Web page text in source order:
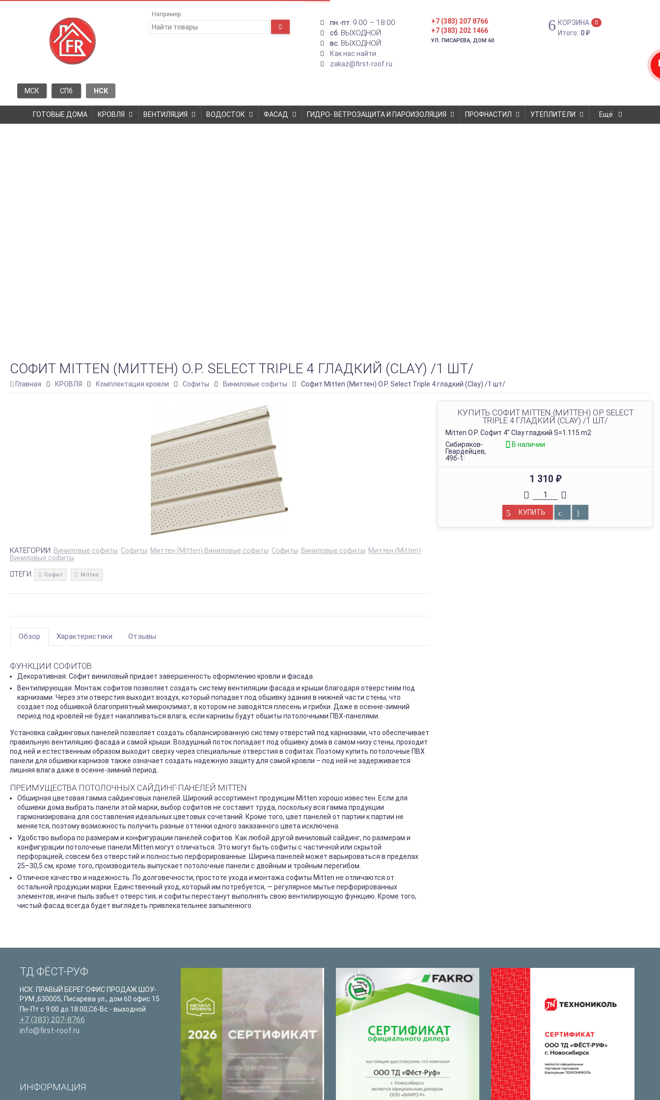
МСК СПб НСК
Например:
пн.-пт. 9:00 – 18:00
сб. ВЫХОДНОЙ
вс. ВЫХОДНОЙ
Как нас найти
zakaz@first-roof.ru
+7 (383) 207 8766
+7 (383) 202 1466
УЛ. ПИСАРЕВА, ДОМ 60
КОРЗИНА 0
Итого: 0₽
ГОТОВЫЕ ДОМА КРОВЛЯ ВЕНТИЛЯЦИЯ ВОДОСТОК ФАСАД ГИДРО- ВЕТРОЗАЩИТА И ПАРОИЗОЛЯЦИЯ ПРОФНАСТИЛ УТЕПЛИТЕЛИ Ещё
СОФИТ MITTEN (МИТТЕН) O.P. SELECT TRIPLE 4 ГЛАДКИЙ (CLAY) /1 ШТ/
Главная КРОВЛЯ Комплектация кровли Софиты Виниловые софиты Софит Mitten (Миттен) O.P. Select Triple 4 гладкий (Clay) /1 шт/
КУПИТЬ СОФИТ MITTEN (МИТТЕН) O.P. SELECT
TRIPLE 4 ГЛАДКИЙ (CLAY) /1 ШТ/
Mitten O.P. Софит 4" Clay гладкий S=1.115 m2
Сибиряков-
Гвардейцев,
49б-1:
В наличии
1 310 ₽
КУПИТЬ
КАТЕГОРИИ: Виниловые софиты Софиты Миттен (Mitten) Виниловые софиты Софиты Виниловые софиты Миттен (Mitten)
Виниловые софиты
ТЕГИ: Софит Mitten
Обзор Характеристики Отзывы
ФУНКЦИИ СОФИТОВ
Декоративная. Софит виниловый придает завершенность оформлению кровли и фасада.
Вентилирующая. Монтаж софитов позволяет создать систему вентиляции фасада и крыши благодаря отверстиям под
карнизами. Через эти отверстия выходит воздух, который попадает под обшивку здания в нижней части стены, что
создает под обшивкой благоприятный микроклимат, в котором не заводятся плесень и грибки. Даже в осенне-зимний
период под кровлей не будет накапливаться влага, если карнизы будут обшиты потолочными ПВХ-панелями.
Установка сайдинговых панелей позволяет создать сбалансированную систему отверстий под карнизами, что обеспечивает
правильную вентиляцию фасада и самой крыши. Воздушный поток попадает под обшивку дома в самом низу стены, проходит
под ней и естественным образом выходит сверху через специальные отверстия в софитах. Поэтому купить потолочные ПВХ
панели для обшивки карнизов также означает создать надежную защиту для самой кровли – под ней не задерживается
лишняя влага даже в осенне-зимний период.
ПРЕИМУЩЕСТВА ПОТОЛОЧНЫХ САЙДИНГ-ПАНЕЛЕЙ MITTEN
Обширная цветовая гамма сайдинговых панелей. Широкий ассортимент продукции Mitten хорошо известен. Если для
обшивки дома выбрать панели этой марки, выбор софитов не составит труда, поскольку вся гамма продукции
гармонизирована для составления идеальных цветовых сочетаний. Кроме того, цвет панелей от партии к партии не
меняется, поэтому возможность получить разные оттенки одного заказанного цвета исключена.
Удобство выбора по размерам и конфигурации панелей софитов. Как любой другой виниловый сайдинг, по размерам и
конфигурации потолочные панели Mitten могут отличаться. Это могут быть софиты с частичной или скрытой
перфорацией, совсем без отверстий и полностью перфорированные. Ширина панелей может варьироваться в пределах
25–30,5 см, кроме того, производитель выпускает потолочные панели с двойным и тройным перегибом.
Отличное качество и надежность. По долговечности, простоте ухода и монтажа софиты Mitten не отличаются от
остальной продукции марки. Единственный уход, который им потребуется, — регулярное мытье перфорированных
элементов, иначе пыль забьет отверстия, и софиты перестанут выполнять свою вентилирующую функцию. Кроме того,
чистый фасад всегда будет выглядеть привлекательнее запыленного.
ТД ФЁСТ-РУФ
НСК. ПРАВЫЙ БЕРЕГ:ОФИС ПРОДАЖ ШОУ-
РУМ.,630005, Писарева ул., дом 60 офис 15
Пн-Пт с 9:00 до 18:00,Сб-Вс - выходной
+7 (383) 207-8766
info@first-roof.ru
ИНФОРМАЦИЯ